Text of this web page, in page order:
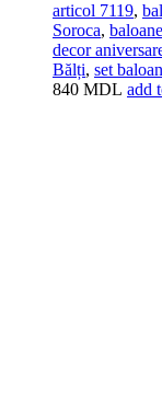
articol 7119,
Soroca,
decor
Bălți, set
840 MDL add